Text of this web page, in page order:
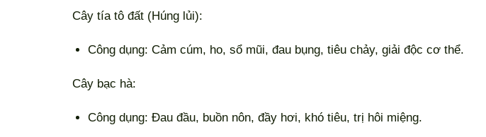
Cây tía tô đất (Húng lủi):
Công dụng: Cảm cúm, ho, sổ mũi, đau bụng, tiêu chảy, giải độc cơ thể.
Cây bạc hà:
Công dụng: Đau đầu, buồn nôn, đầy hơi, khó tiêu, trị hôi miệng.